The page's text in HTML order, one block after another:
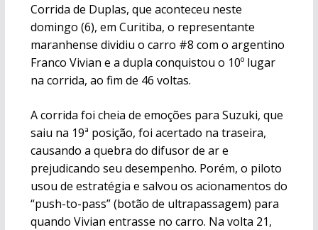
Corrida de Duplas, que aconteceu neste
domingo (6), em Curitiba, o representante
maranhense dividiu o carro #8 com o argentino
Franco Vivian e a dupla conquistou o 10º lugar
na corrida, ao fim de 46 voltas.
A corrida foi cheia de emoções para Suzuki, que
saiu na 19ª posição, foi acertado na traseira,
causando a quebra do difusor de ar e
prejudicando seu desempenho. Porém, o piloto
usou de estratégia e salvou os acionamentos do
“push-to-pass” (botão de ultrapassagem) para
quando Vivian entrasse no carro. Na volta 21,